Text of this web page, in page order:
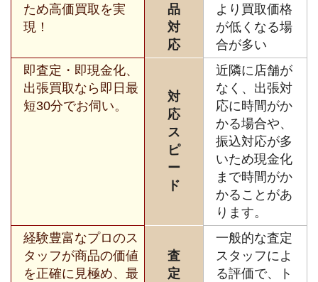
ため高価買取を実
現！
品
対
応
より買取価格
が低くなる場
合が多い
即査定・即現金化、
出張買取なら即日最
短30分でお伺い。
対
応
ス
ピ
ー
ド
近隣に店舗が
なく、出張対
応に時間がか
かる場合や、
振込対応が多
いため現金化
まで時間がか
かることがあ
ります。
経験豊富なプロのス
タッフが商品の価値
を正確に見極め、最
査
定
一般的な査定
スタッフによ
る評価で、ト